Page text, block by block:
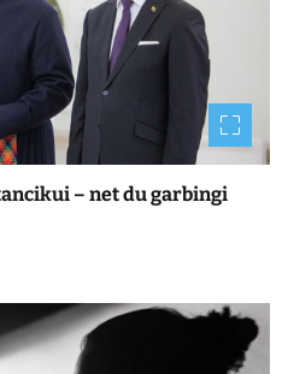
– net du garbingi